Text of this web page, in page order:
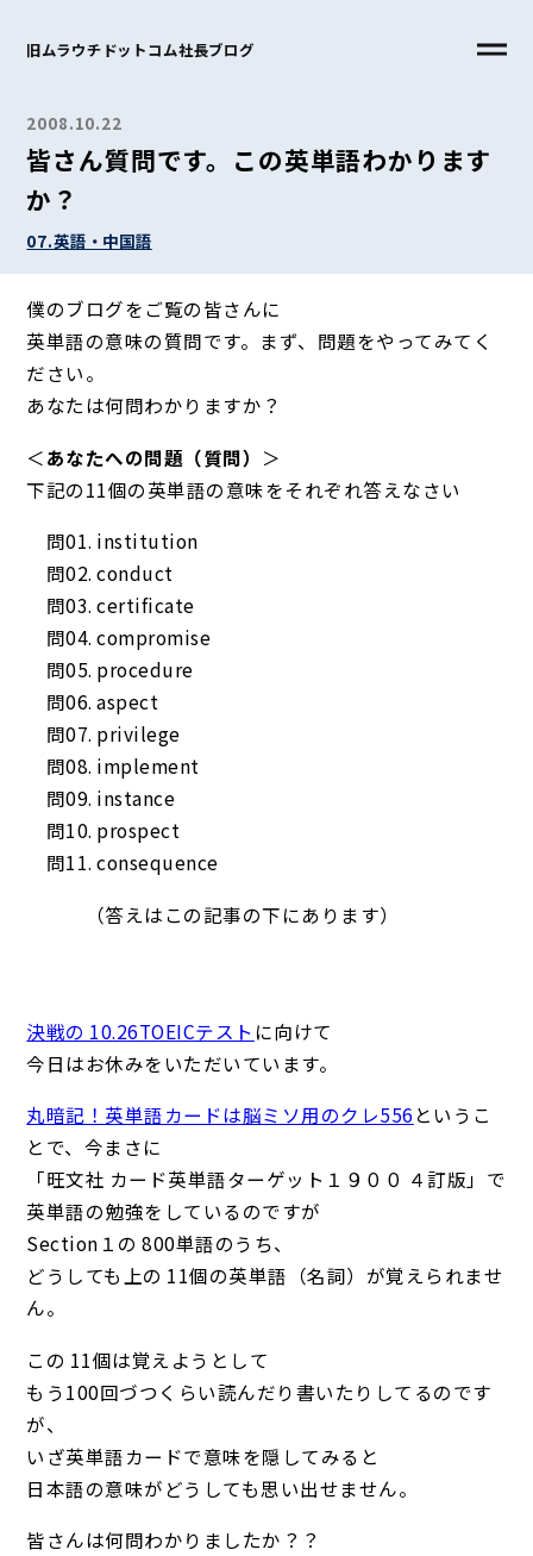
旧ムラウチドットコム社長ブログ
2008.10.22
皆さん質問です。この英単語わかります
か？
07.英語・中国語
僕のブログをご覧の皆さんに
英単語の意味の質問です。まず、問題をやってみてく
ださい。
あなたは何問わかりますか？
＜あなたへの問題（質問） ＞
下記の11個の英単語の意味をそれぞれ答えなさい
問01. institution
問02. conduct
問03. certificate
問04. compromise
問05. procedure
問06. aspect
問07. privilege
問08. implement
問09. instance
問10. prospect
問11. consequence
（答えはこの記事の下にあります）
決戦の 10.26TOEICテスト に向けて
今日はお休みをいただいています。
丸暗記！英単語カードは脳ミソ用のクレ556 というこ
とで、今まさに
「旺文社 カード英単語ターゲット１９００ ４訂版」で
英単語の勉強をしているのですが
Section１の 800単語のうち、
どうしても上の 11個の英単語（名詞）が覚えられませ
ん。
この 11個は覚えようとして
もう100回づつくらい読んだり書いたりしてるのです
が、
いざ英単語カードで意味を隠してみると
日本語の意味がどうしても思い出せません。
皆さんは何問わかりましたか？？